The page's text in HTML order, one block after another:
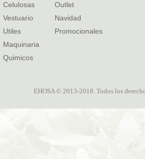
Celulosas
Vestuario
Utiles
Maquinaria
Quimicos
Outlet
Navidad
Promocionales
EHOSA © 2013-2018. Todos los